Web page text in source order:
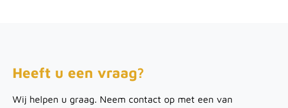
Heeft u een vraag?
Wij helpen u graag. Neem contact op met een van